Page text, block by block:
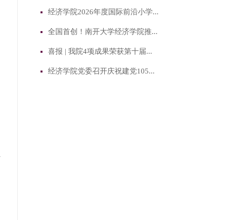
经济学院2026年度国际前沿小学...
全国首创！南开大学经济学院推...
喜报 | 我院4项成果荣获第十届...
经济学院党委召开庆祝建党105...